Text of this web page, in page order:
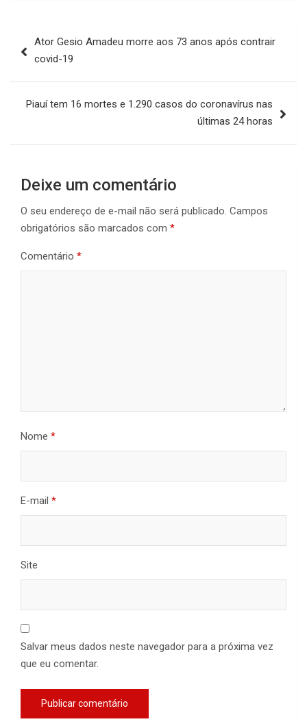
de
Ator Gesio Amadeu morre aos 73 anos após contrair
covid-19
Piauí tem 16 mortes e 1.290 casos do coronavírus nas
últimas 24 horas
Deixe um comentário
O seu endereço de e-mail não será publicado. Campos
obrigatórios são marcados com *
Comentário *
Nome *
E-mail *
Site
Salvar meus dados neste navegador para a próxima vez
que eu comentar.